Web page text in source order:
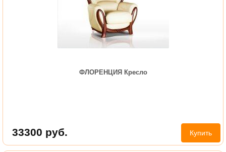
ФЛОРЕНЦИЯ Кресло
33300 руб. Купить